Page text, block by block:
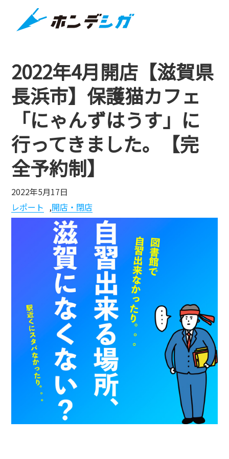
2022年4月開店【滋賀県
長浜市】保護猫カフェ
「にゃんずはうす」に
行ってきました。【完
全予約制】
2022年5月17日
レポート ,開店・閉店